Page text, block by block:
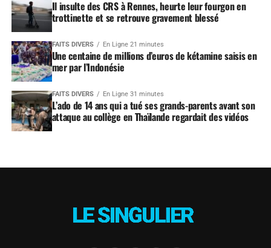
Il insulte des CRS à Rennes, heurte leur fourgon en
trottinette et se retrouve gravement blessé
FAITS DIVERS En Ligne 21 minutes
Une centaine de millions d’euros de kétamine saisis en
mer par l’Indonésie
FAITS DIVERS En Ligne 31 minutes
L’ado de 14 ans qui a tué ses grands-parents avant son
attaque au collège en Thaïlande regardait des vidéos